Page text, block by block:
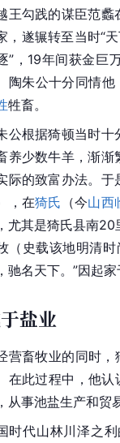
王勾践的谋臣范蠡
，遂辗转至当时“
”，19年间获金巨
陶朱公十分同情他
牲畜。
公根据猗顿当时
养少数牛羊，渐
际的致富办法。
，在猗氏 （今山西
尤其是猗氏县南
（史载该地明清时
驰名天下。”因起
盐业
营畜牧业的同时，
在此过程中，他
从事池盐生产和贸
时代山林川泽之